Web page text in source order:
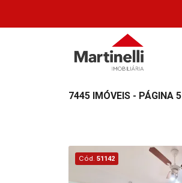
7445 IMÓVEIS - PÁGINA 5
Cód. 51142